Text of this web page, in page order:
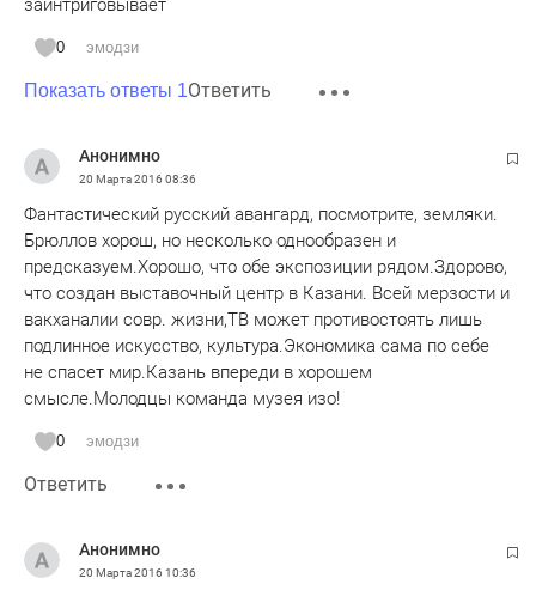
заинтриговывает
0 эмодзи
Показать ответы 1Ответить
Анонимно
20 Марта 2016 08:36
Фантастический русский авангард, посмотрите, земляки.
Брюллов хорош, но несколько однообразен и
предсказуем.Хорошо, что обе экспозиции рядом.Здорово,
что создан выставочный центр в Казани. Всей мерзости и
вакханалии совр. жизни,ТВ может противостоять лишь
подлинное искусство, культура.Экономика сама по себе
не спасет мир.Казань впереди в хорошем
смысле.Молодцы команда музея изо!
0 эмодзи
Ответить
Анонимно
20 Марта 2016 10:36